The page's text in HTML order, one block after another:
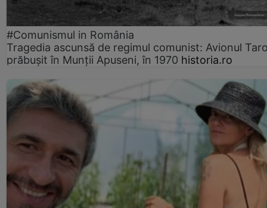
#Comunismul in România
Tragedia ascunsă de regimul comunist: Avionul
prăbușit în Munții Apuseni, în 1970 historia.ro